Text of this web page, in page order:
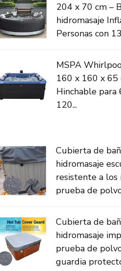
204 x 70 cm –
hidromasaje
Personas con
MSPA
160 x 160 x
Hinchable para
120...
Cubierta de
hidromasaje
resistente a los
prueba de
Cubierta de
hidromasaje
prueba de
guardia